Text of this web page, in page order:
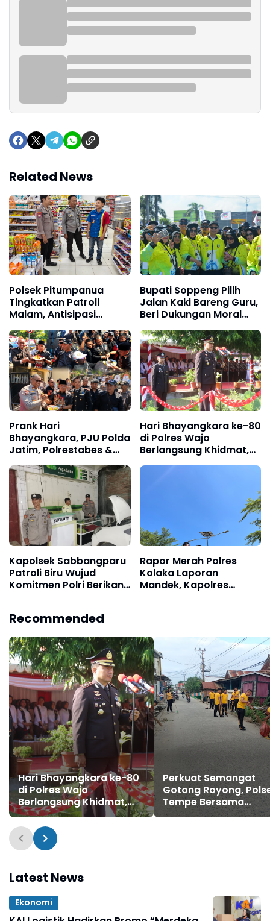
Related News
Polsek Pitumpanua
Tingkatkan Patroli
Malam, Antisipasi
Gangguan Kamtibmas
dan Kriminalitas di
Wilayah Hukum
Bupati Soppeng Pilih
Jalan Kaki Bareng Guru,
Beri Dukungan Moral
Langsung di Arena
PORSENIJAR
Prank Hari
Bhayangkara, PJU Polda
Jatim, Polrestabes &
Tanjung Perak Keluar
Hadapi Massa AMI,
Ujungnya Malah Potong
Kue
Hari Bhayangkara ke-80
di Polres Wajo
Berlangsung Khidmat,
Pengabdian untuk
Kapolsek Sabbangparu
Patroli Biru Wujud
Komitmen Polri Berikan
Rapor Merah Polres
Kolaka Laporan
Mandek, Kapolres
Recommended
Hari Bhayangkara ke-80
di Polres Wajo
Berlangsung Khidmat,
Perkuat Semangat
Pengabdian untuk
Masyarakat
Perkuat Semangat
Gotong Royong,
Tempe Bersama
Stakeholder
Latest News
Ekonomi